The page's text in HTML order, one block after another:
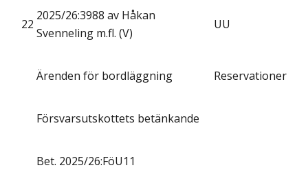
22
2025/26:3988 av Håkan
Svenneling m.fl. (V)
UU
Ärenden för bordläggning Reservationer
Försvarsutskottets betänkande
Bet. 2025/26:FöU11